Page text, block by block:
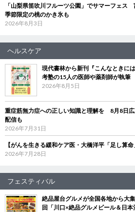
「山梨県笛吹川フルーツ公園」でサマーフェス
季節限定の桃のかき氷も
2026年8月3日
ヘルスケア
現代書林から新刊『こんなときに
考塾の15人の医師や薬剤師が執筆
2026年8月5日
重症筋無力症への正しい知識と理解を 8月8日
配信も
2026年7月31日
【がんを生きる緩和ケア医・大橋洋平「足し算
2026年7月28日
フェスティバル
絶品屋台グルメが全国各地から大
回「川口×絶品グルメビール＆日